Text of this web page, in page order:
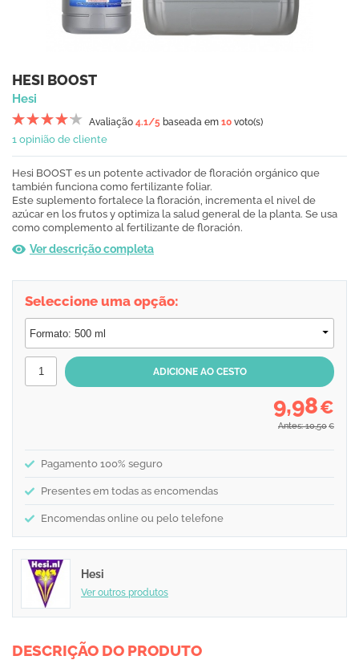
HESI BOOST
Hesi
Avaliação 4.1/5 baseada em 10 voto(s)
1 opinião de cliente
Hesi BOOST es un potente activador de floración orgánico que
también funciona como fertilizante foliar.
Este suplemento fortalece la floración, incrementa el nivel de
azúcar en los frutos y optimiza la salud general de la planta. Se usa
como complemento al fertilizante de floración.
Ver descrição completa
Seleccione uma opção:
9,98€
Antes: 10,50 €
Pagamento 100% seguro
Presentes em todas as encomendas
Encomendas online ou pelo telefone
Hesi
Ver outros produtos
DESCRIÇÃO DO PRODUTO